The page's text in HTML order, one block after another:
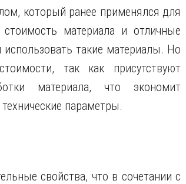
который ранее применялся для
материала и отличные
такие материалы. Но
так как присутствуют
материала, что экономит
параметры.
свойства, что в сочетании с